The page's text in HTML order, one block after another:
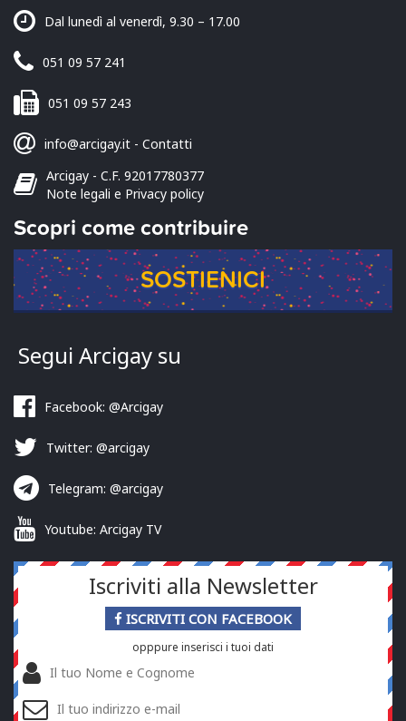
Dal lunedì al venerdì, 9.30 – 17.00
051 09 57 241
051 09 57 243
info@arcigay.it - Contatti
Arcigay - C.F. 92017780377
Note legali e Privacy policy
Scopri come contribuire
SOSTIENICI
Segui Arcigay su
Facebook: @Arcigay
Twitter: @arcigay
Telegram: @arcigay
Youtube: Arcigay TV
Iscriviti alla Newsletter
ISCRIVITI CON FACEBOOK
opppure inserisci i tuoi dati